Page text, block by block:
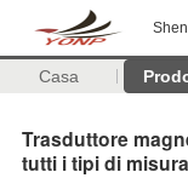
Casa
Trasduttore
tutti i tipi di